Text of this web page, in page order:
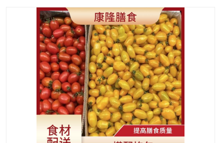
干货配送 副食配送
水果配送